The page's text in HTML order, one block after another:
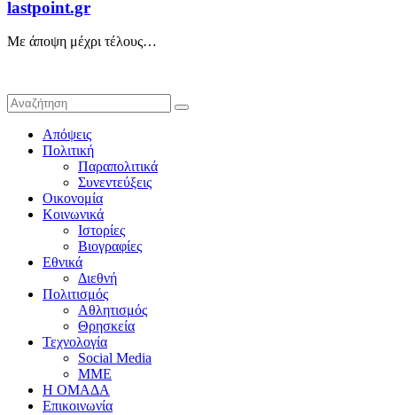
lastpoint.gr
Με άποψη μέχρι τέλους…
Απόψεις
Πολιτική
Παραπολιτικά
Συνεντεύξεις
Οικονομία
Κοινωνικά
Ιστορίες
Βιογραφίες
Εθνικά
Διεθνή
Πολιτισμός
Αθλητισμός
Θρησκεία
Τεχνολογία
Social Media
ΜΜΕ
Η ΟΜΑΔΑ
Επικοινωνία